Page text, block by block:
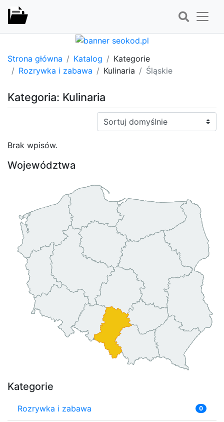
Strona główna Katalog
Kategorie
Rozrywka i zabawa
Kulinaria Śląskie
Kategoria: Kulinaria
Sortuj:
Brak wpisów.
Województwa
Kategorie
Rozrywka i zabawa 0